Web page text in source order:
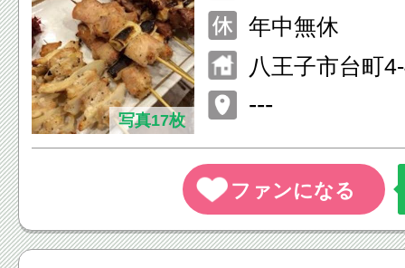
写真17枚
年中無休
八王子市台町
---